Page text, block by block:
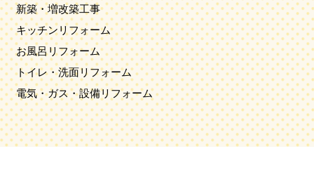
新築・増改築工事
キッチンリフォーム
お風呂リフォーム
トイレ・洗面リフォーム
電気・ガス・設備リフォーム